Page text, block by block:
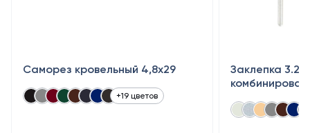
Саморез кровельный 4,8x29
+19 цветов
Заклепка